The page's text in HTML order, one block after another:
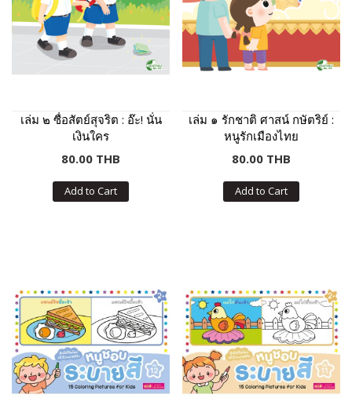
เล่ม ๒ ซื่อสัตย์สุจริต : อ๊ะ! นั่น
เงินใคร
80.00 THB
Add to Cart
เล่ม ๑ รักชาติ ศาสน์ กษัตริย์ :
หนูรักเมืองไทย
80.00 THB
Add to Cart